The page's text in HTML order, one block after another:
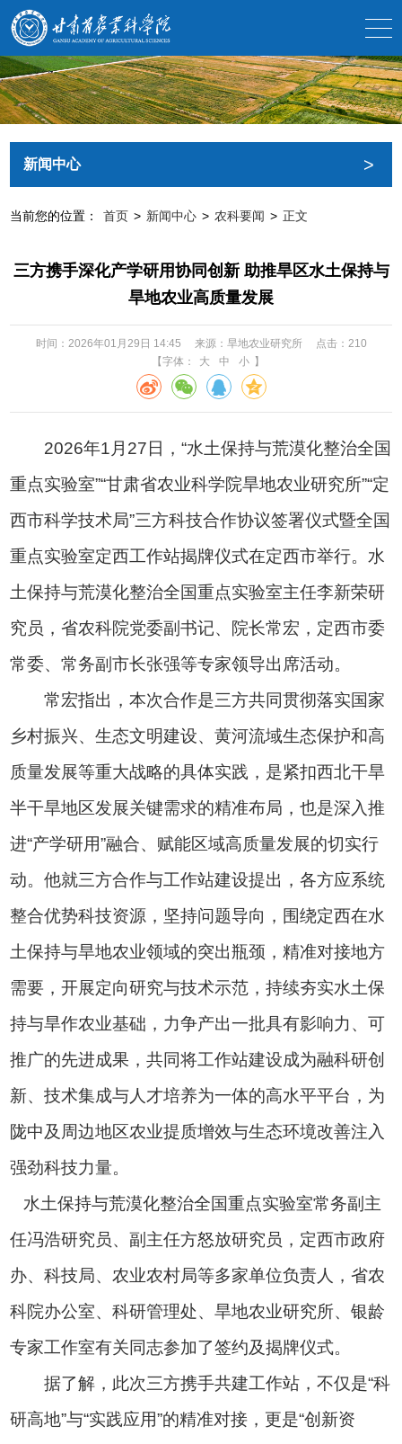
新闻中心 >
当前您的位置： 首页 > 新闻中心 > 农科要闻 > 正文
三方携手深化产学研用协同创新 助推旱区水土保持与
旱地农业高质量发展
时间：2026年01月29日 14:45 来源：旱地农业研究所 点击： 210
【字体：
大 中 小 】
2026年1月27日，“水土保持与荒漠化整治全国
重点实验室”“甘肃省农业科学院旱地农业研究所”“定
西市科学技术局”三方科技合作协议签署仪式暨全国
重点实验室定西工作站揭牌仪式在定西市举行。水
土保持与荒漠化整治全国重点实验室主任李新荣研
究员，省农科院党委副书记、院长常宏， 定西市委
常委、常务副市长张强等专家领导出席活动。
常宏指出，本次合作是三方共同贯彻落实国家
乡村振兴、生态文明建设、黄河流域生态保护和高
质量发展等重大战略的具体实践，是紧扣西北干旱
半干旱地区发展关键需求的精准布局，也是深入推
进“产学研用”融合、赋能区域高质量发展的切实行
动。他就三方合作与工作站建设提出，各方应系统
整合优势科技资源，坚持问题导向，围绕定西在水
土保持与旱地农业领域的突出瓶颈，精准对接地方
需要，开展定向研究与技术示范，持续夯实水土保
持与旱作农业基础，力争产出一批具有影响力、可
推广的先进成果，共同将工作站建设成为融科研创
新、技术集成与人才培养为一体的高水平平台，为
陇中及周边地区农业提质增效与生态环境改善注入
强劲科技力量。
水土保持与荒漠化整治全国重点实验室常务副主
任冯浩研究员、副主任方怒放研究员， 定西市政府
办、科技局、农业农村局等多家单位负责人，省农
科院办公室、科研管理处、旱地农业研究所、银龄
专家工作室有关同志参加了签约及揭牌仪式。
据了解，此次三方携手共建工作站，不仅是“科
研高地”与“实践应用”的精准对接，更是“创新资